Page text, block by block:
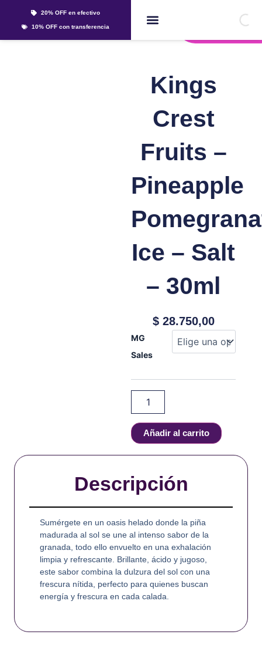
20% OFF en efectivo
10% OFF con transferencia Whatsapp
Kings
Crest
Fruits –
Pineapple
Ice – Salt
– 30ml
$28.750,00
MG
Sales
Kings
Fruits
Pineapple
Pomegranate
Salt
-
30ml
Añadir al carrito
Descripción
Sumérgete en un oasis helado donde la piña
madurada al sol se une al intenso sabor de la
granada, todo ello envuelto en una exhalación
limpia y refrescante. Brillante, ácido y jugoso,
este sabor combina la dulzura del sol con una
frescura nítida, perfecto para quienes buscan
energía y frescura en cada calada.